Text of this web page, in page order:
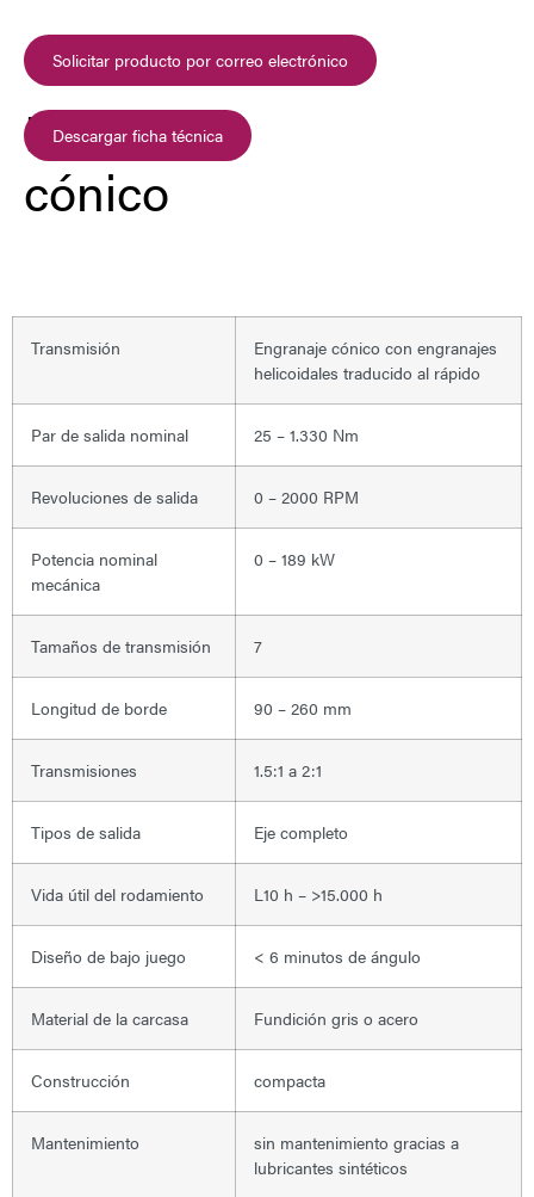
Engranaje
cónico
Solicitar producto por correo electrónico
Descargar ficha técnica
Transmisión
Engranaje cónico con engranajes
helicoidales traducido al rápido
Par de salida nominal 25 – 1.330 Nm
Revoluciones de salida 0 – 2000 RPM
Potencia nominal
mecánica
0 – 189 kW
Tamaños de transmisión 7
Longitud de borde 90 – 260 mm
Transmisiones 1.5:1 a 2:1
Tipos de salida Eje completo
Vida útil del rodamiento L10 h – >15.000 h
Diseño de bajo juego < 6 minutos de ángulo
Material de la carcasa Fundición gris o acero
Construcción compacta
Mantenimiento
sin mantenimiento gracias a
lubricantes sintéticos